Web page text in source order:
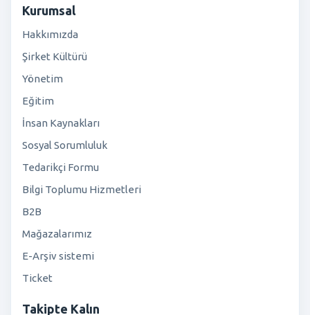
Kurumsal
Hakkımızda
Şirket Kültürü
Yönetim
Eğitim
İnsan Kaynakları
Sosyal Sorumluluk
Tedarikçi Formu
Bilgi Toplumu Hizmetleri
B2B
Mağazalarımız
E-Arşiv sistemi
Ticket
Takipte Kalın